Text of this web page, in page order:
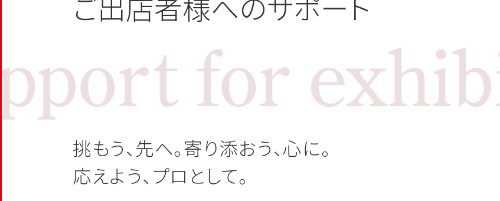
挑もう、先へ。寄り添おう、心に。
応えよう、プロとして。